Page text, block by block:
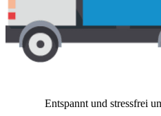
Entspannt und stressfrei